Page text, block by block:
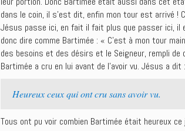
dans le coin, il s’est dit, enfin mon tour est arrivé !
Jésus passe ici, en fait il fait plus que passer ici, il
donc dire comme Bartimée : « C’est à mon tour
des besoins et des désirs et le Seigneur, rempli de
Bartimée a cru en lui avant de l’avoir vu. Jésus a dit :
Heureux ceux qui ont cru sans avoir vu.
Tous ont pu voir combien Bartimée était heureux ce